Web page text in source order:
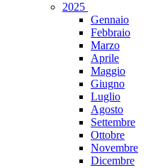
2025
Gennaio
Febbraio
Marzo
Aprile
Maggio
Giugno
Luglio
Agosto
Settembre
Ottobre
Novembre
Dicembre